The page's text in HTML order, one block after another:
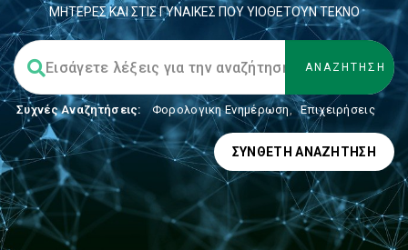
ΜΗΤΕΡΕΣ ΚΑΙ ΣΤΙΣ ΓΥΝΑΙΚΕΣ ΠΟΥ ΥΙΟΘΕΤΟΥΝ ΤΕΚΝΟ
Συχνές Αναζητήσεις: Φορολογικη Ενημέρωση, Επιχειρήσεις
ΣΎΝΘΕΤΗ ΑΝΑΖΉΤΗΣΗ